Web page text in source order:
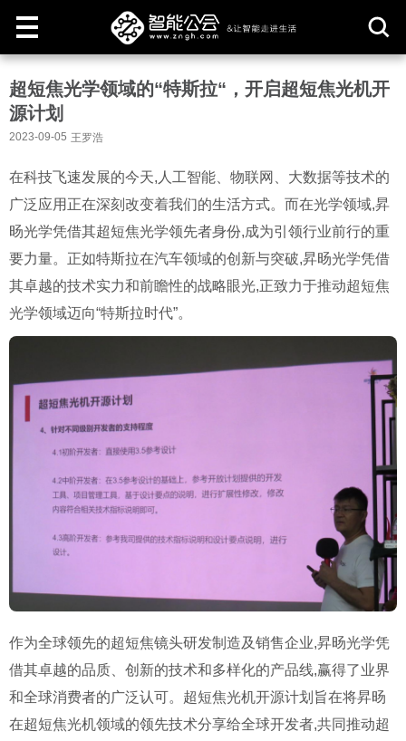
取
超短焦光学领域的“特斯拉“，开启超短焦光机开
源计划
2023-09-05 王罗浩
在科技飞速发展的今天,人工智能、物联网、大数据等技术的
广泛应用正在深刻改变着我们的生活方式。而在光学领域,昇
旸光学凭借其超短焦光学领先者身份,成为引领行业前行的重
要力量。正如特斯拉在汽车领域的创新与突破,昇旸光学凭借
其卓越的技术实力和前瞻性的战略眼光,正致力于推动超短焦
光学领域迈向“特斯拉时代”。
作为全球领先的超短焦镜头研发制造及销售企业,昇旸光学凭
借其卓越的品质、创新的技术和多样化的产品线,赢得了业界
和全球消费者的广泛认可。超短焦光机开源计划旨在将昇旸
在超短焦光机领域的领先技术分享给全球开发者,共同推动超